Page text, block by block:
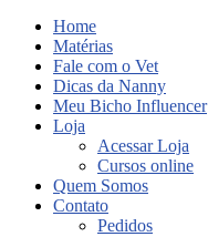
Home
Matérias
Fale com o Vet
Dicas da Nanny
Meu Bicho Influencer
Loja
Acessar Loja
Cursos online
Quem Somos
Contato
Pedidos